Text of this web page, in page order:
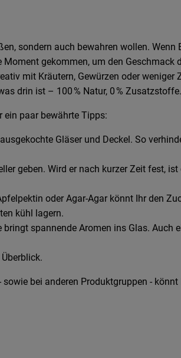
sondern auch bewahren wollen. Wenn
gekommen, um den Geschmack
mit Kräutern, Gewürzen oder weniger
drin ist – 100 % Natur, 0 % Zusatzstoffe.
ein paar bewährte Tipps:
Gläser und Deckel. So
geben. Wird er nach kurzer Zeit fest, ist
oder Agar-Agar könnt Ihr den
kühl lagern.
spannende Aromen ins Glas. Auch
sowie bei anderen Produktgruppen -